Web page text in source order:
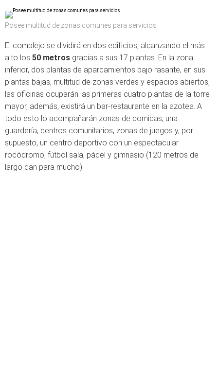
Posee multitud de zonas comunes para servicios
El complejo se dividirá en dos edificios, alcanzando el más
alto los 50 metros gracias a sus 17 plantas. En la zona
inferior, dos plantas de aparcamientos bajo rasante, en sus
plantas bajas, multitud de zonas verdes y espacios abiertos,
las oficinas ocuparán las primeras cuatro plantas de la torre
mayor, además, existirá un bar-restaurante en la azotea. A
todo esto lo acompañarán zonas de comidas, una
guardería, centros comunitarios, zonas de juegos y, por
supuesto, un centro deportivo con un espectacular
rocódromo, fútbol sala, pádel y gimnasio (120 metros de
largo dan para mucho).